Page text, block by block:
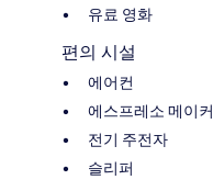
유료 영화
편의 시설
에어컨
에스프레소 메이커
전기 주전자
슬리퍼